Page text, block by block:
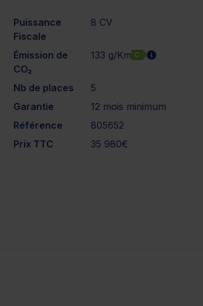
Puissance
Fiscale
8 CV
Émission de
CO₂
133 g/Km C
Nb de places
5
Garantie
12 mois minimum
Référence
805652
Prix TTC
35 980€